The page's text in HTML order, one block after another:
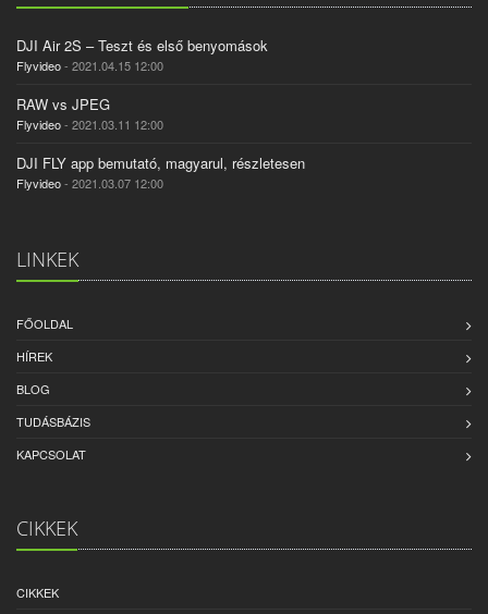
DJI Air 2S – Teszt és első benyomások
Flyvideo- 2021.04.15 12:00
RAW vs JPEG
Flyvideo- 2021.03.11 12:00
DJI FLY app bemutató, magyarul, részletesen
Flyvideo- 2021.03.07 12:00
LINKEK
FŐOLDAL
HÍREK
BLOG
TUDÁSBÁZIS
KAPCSOLAT
CIKKEK
CIKKEK